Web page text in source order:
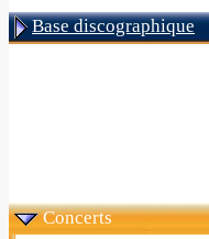
Base discographique
Concerts